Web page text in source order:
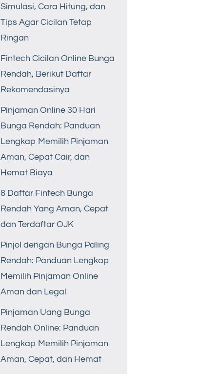
Simulasi, Cara Hitung, dan
Tips Agar Cicilan Tetap
Ringan
Fintech Cicilan Online Bunga
Rendah, Berikut Daftar
Rekomendasinya
Pinjaman Online 30 Hari
Bunga Rendah: Panduan
Lengkap Memilih Pinjaman
Aman, Cepat Cair, dan
Hemat Biaya
8 Daftar Fintech Bunga
Rendah Yang Aman, Cepat
dan Terdaftar OJK
Pinjol dengan Bunga Paling
Rendah: Panduan Lengkap
Memilih Pinjaman Online
Aman dan Legal
Pinjaman Uang Bunga
Rendah Online: Panduan
Lengkap Memilih Pinjaman
Aman, Cepat, dan Hemat